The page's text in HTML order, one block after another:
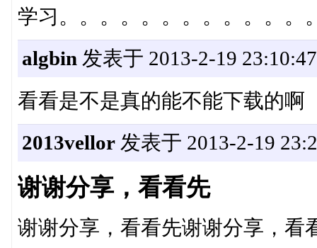
学习。。。。。。。。。。。。
algbin 发表于 2013-2-19 23:10:47
看看是不是真的能不能下载的啊
2013vellor发表于 2013-2-19
谢谢分享，看看先
谢谢分享，看看先谢谢分享，看